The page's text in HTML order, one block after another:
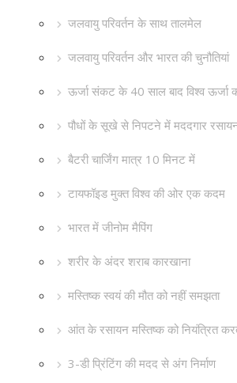
जलवायु परिवर्तन के साथ तालमेल
जलवायु परिवर्तन और भारत की चुनौतियां
ऊर्जा संकट के 40 साल बाद विश्व ऊर्जा
पौधों के सूखे से निपटने में मददगार
बैटरी चार्जिंग मात्र 10 मिनट में
टायफॉइड मुक्त विश्व की ओर एक कदम
भारत में जीनोम मैपिंग
शरीर के अंदर शराब कारखाना
मस्तिष्क स्वयं की मौत को नहीं समझता
आंत के रसायन मस्तिष्क को नियंत्रित
3-डी प्रिंटिंग की मदद से अंग निर्माण